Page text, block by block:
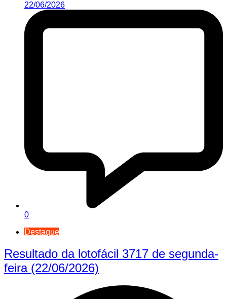
22/06/2026
0
Destaque
Resultado da lotofácil 3717 de segunda-
feira (22/06/2026)